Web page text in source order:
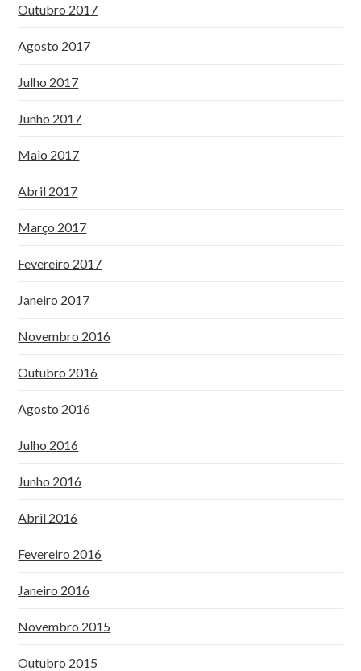
Outubro 2017
Agosto 2017
Julho 2017
Junho 2017
Maio 2017
Abril 2017
Março 2017
Fevereiro 2017
Janeiro 2017
Novembro 2016
Outubro 2016
Agosto 2016
Julho 2016
Junho 2016
Abril 2016
Fevereiro 2016
Janeiro 2016
Novembro 2015
Outubro 2015